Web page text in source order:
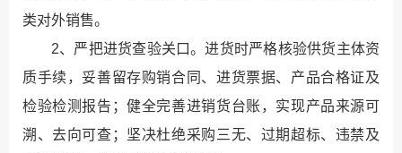
类对外销售。
2、严把进货查验关口。进货时严格核验供货主体资
质手续，妥善留存购销合同、进货票据、产品合格证及
检验检测报告；健全完善进销货台账，实现产品来源可
溯、去向可查；坚决杜绝采购三无、过期超标、违禁及